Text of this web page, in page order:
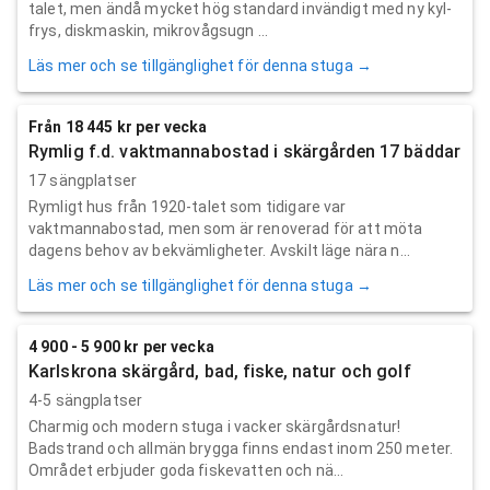
talet, men ändå mycket hög standard invändigt med ny kyl-
frys, diskmaskin, mikrovågsugn ...
Läs mer och se tillgänglighet för denna stuga →
Från 18 445 kr per vecka
Rymlig f.d. vaktmannabostad i skärgården 17 bäddar
17 sängplatser
Rymligt hus från 1920-talet som tidigare var
vaktmannabostad, men som är renoverad för att möta
dagens behov av bekvämligheter. Avskilt läge nära n...
Läs mer och se tillgänglighet för denna stuga →
4 900 - 5 900 kr per vecka
Karlskrona skärgård, bad, fiske, natur och golf
4-5 sängplatser
Charmig och modern stuga i vacker skärgårdsnatur!
Badstrand och allmän brygga finns endast inom 250 meter.
Området erbjuder goda fiskevatten och nä...